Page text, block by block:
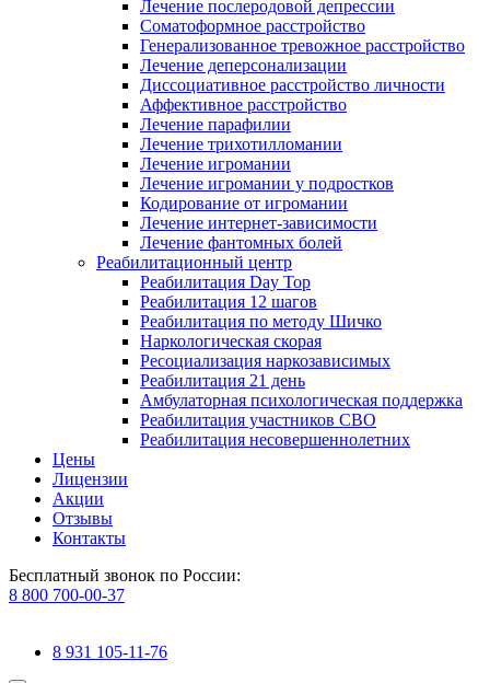
Лечение послеродовой депрессии
Соматоформное расстройство
Генерализованное тревожное расстройство
Лечение деперсонализации
Диссоциативное расстройство личности
Аффективное расстройство
Лечение парафилии
Лечение трихотилломании
Лечение игромании
Лечение игромании у подростков
Кодирование от игромании
Лечение интернет-зависимости
Лечение фантомных болей
Реабилитационный центр
Реабилитация Day Top
Реабилитация 12 шагов
Реабилитация по методу Шичко
Наркологическая скорая
Ресоциализация наркозависимых
Реабилитация 21 день
Амбулаторная психологическая поддержка
Реабилитация участников СВО
Реабилитация несовершеннолетних
Цены
Лицензии
Акции
Отзывы
Контакты
Бесплатный звонок по России:
8 800 700-00-37
8 931 105-11-76